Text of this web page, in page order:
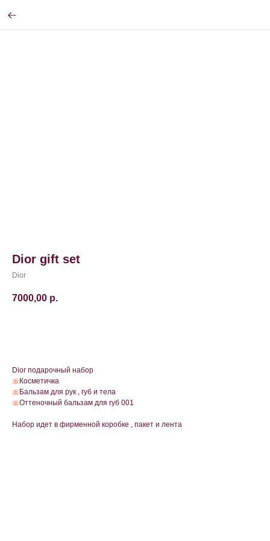
Dior gift set
Dior
7000,00 р.
Dior подарочный набор
🎀 Косметичка
🎀 Бальзам для рук , губ и тела
🎀Оттеночный бальзам для губ 001
Набор идет в фирменной коробке , пакет и лента